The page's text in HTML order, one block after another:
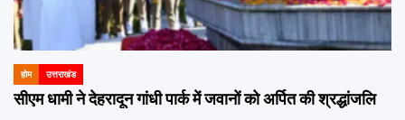
POSTED
IN
होम उत्तराखंड
सीएम धामी ने देहरादून गांधी पार्क में जवानों को अर्पित की श्रद्धांजलि